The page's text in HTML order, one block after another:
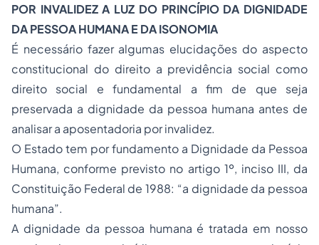
POR INVALIDEZ A LUZ DO PRINCÍPIO DA DIGNIDADE
DA PESSOA HUMANA E DA ISONOMIA
É necessário fazer algumas elucidações do aspecto
constitucional do direito a previdência social como
direito social e fundamental a fim de que seja
preservada a dignidade da pessoa humana antes de
analisar a aposentadoria por invalidez.
O Estado tem por fundamento a Dignidade da Pessoa
Humana, conforme previsto no artigo 1º, inciso III, da
Constituição Federal de 1988: “a dignidade da pessoa
humana”.
A dignidade da pessoa humana é tratada em nosso